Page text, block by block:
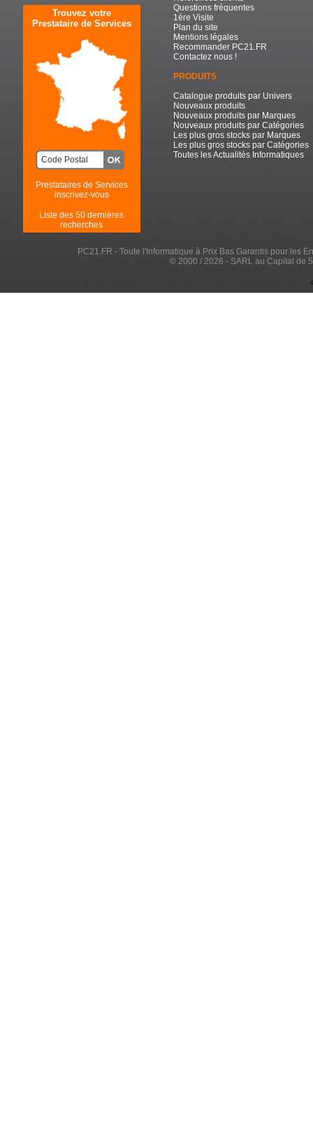
Trouvez votre
Prestataire de Services
Prestataires de Services
inscrivez-vous
Liste des 50 dernières
recherches
Questions fréquentes
1ère Visite
Plan du site
Mentions légales
Recommander PC21.FR
Contactez nous !
PRODUITS
Catalogue produits par Univers
Nouveaux produits
Nouveaux produits par Marques
Nouveaux produits par Catégories
Les plus gros stocks par Marques
Les plus gros stocks par Catégories
Toutes les Actualités Informatiques
PC21.FR - Toute l'Informatique à Prix Bas Garantis pour les
© 2000 / 2026 - SARL au Capital de